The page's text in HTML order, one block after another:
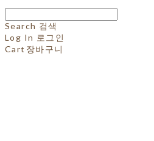
Search 검색
Log In 로그인
Cart 장바구니